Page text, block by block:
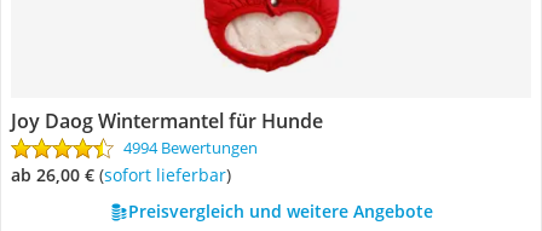
Joy Daog Wintermantel für Hunde
4994 Bewertungen
ab 26,00 € ( Sofort lieferbar)
Preisvergleich und weitere Angebote